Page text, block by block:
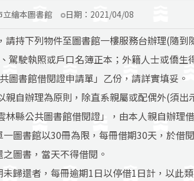
立繪本圖書館 日期： 2021/04/08
請持下列物件至圖書館一樓服務台辦理(隨到
、駕駛執照或戶口名簿正本；外籍人士或僑
圖書館借閱證申請單」乙份，請詳實填妥。
親自辦理為原則，除直系親屬或配偶外(須
林縣公共圖書館借閱證」，由本人親自辦理
圖書館以30冊為限，每冊借期30天，於借
圖書，當天不得借閱。
歸還者，每冊逾期1日以停借1日計，以此